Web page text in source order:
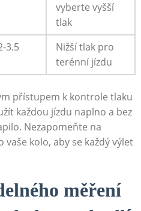
vyberte vyšší
tlak
3.5
Nižší tlak pro
terénní jízdu
přístupem k kontrole tlaku
každou jízdu naplno a bez
Nezapomeňte na
kolo, aby se každý výlet
měření